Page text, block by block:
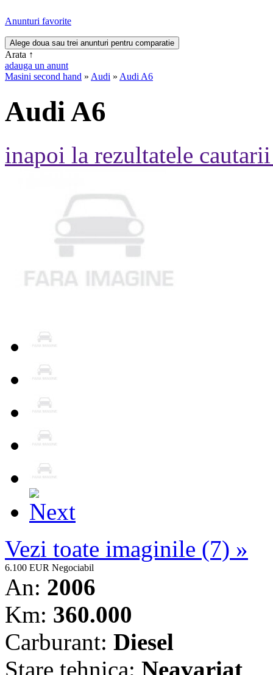
Anunturi favorite
Arata ↑
adauga un anunt
Masini second hand » Audi » Audi A6
Audi A6
inapoi la rezultatele
Vezi toate imaginile (7) »
6.100 EUR Negociabil
An: 2006
Km: 360.000
Carburant: Diesel
Stare tehnica: Neavariat